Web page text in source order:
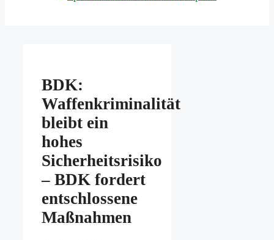
BDK:
Waffenkriminalität
bleibt ein
hohes
Sicherheitsrisiko
– BDK fordert
entschlossene
Maßnahmen